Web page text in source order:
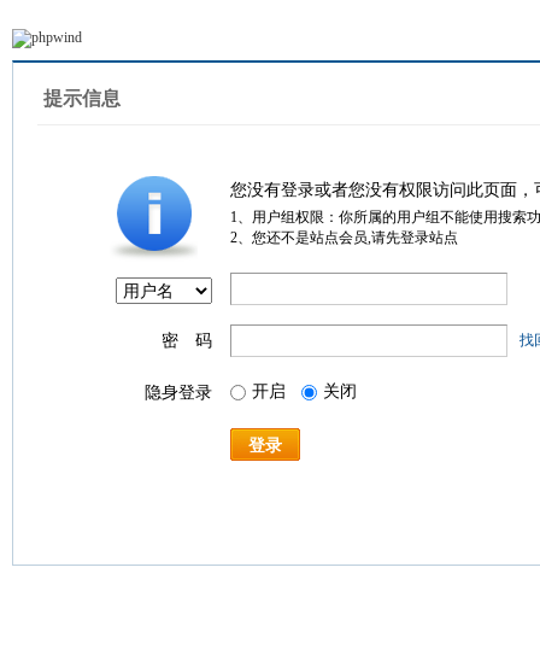
提示信息
您没有登录或者您没有权限访问此页面
1、用户组权限：你所属的用户组不能使用搜索
2、您还不是站点会员,请先登录站点
密 码 找
隐身登录 开启 关闭
登录